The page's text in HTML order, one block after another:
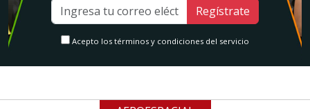
Regístrate
Acepto los términos y condiciones del servicio